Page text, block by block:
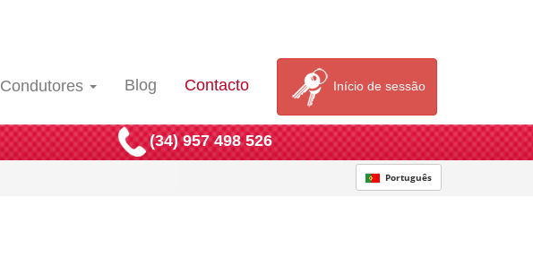
Condutores Blog Contacto Início de sessão
(34) 957 498 526
Português